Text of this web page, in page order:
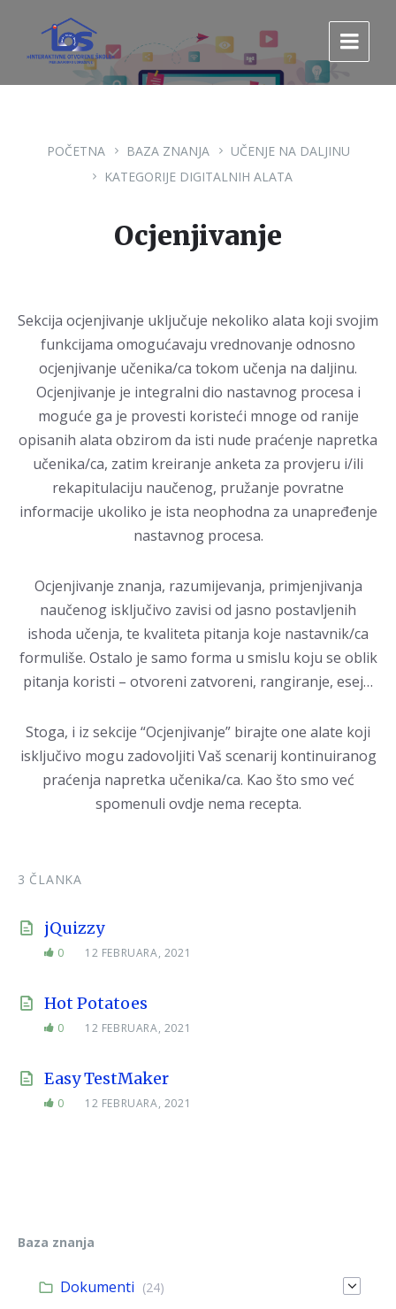
sadržaj
glavnu
navigaciju.
POČETNA BAZA ZNANJA
UČENJE NA DALJINU
KATEGORIJE DIGITALNIH ALATA
Ocjenjivanje
Sekcija ocjenjivanje uključuje nekoliko alata koji svojim
funkcijama omogućavaju vrednovanje odnosno
ocjenjivanje učenika/ca tokom učenja na daljinu.
Ocjenjivanje je integralni dio nastavnog procesa i
moguće ga je provesti koristeći mnoge od ranije
opisanih alata obzirom da isti nude praćenje napretka
učenika/ca, zatim kreiranje anketa za provjeru i/ili
rekapitulaciju naučenog, pružanje povratne
informacije ukoliko je ista neophodna za unapređenje
nastavnog procesa.
Ocjenjivanje znanja, razumijevanja, primjenjivanja
naučenog isključivo zavisi od jasno postavljenih
ishoda učenja, te kvaliteta pitanja koje nastavnik/ca
formuliše. Ostalo je samo forma u smislu koju se oblik
pitanja koristi – otvoreni zatvoreni, rangiranje, esej…
Stoga, i iz sekcije “Ocjenjivanje” birajte one alate koji
isključivo mogu zadovoljiti Vaš scenarij kontinuiranog
praćenja napretka učenika/ca. Kao što smo već
spomenuli ovdje nema recepta.
3 ČLANKA
jQuizzy
0 12 FEBRUARA, 2021
Hot Potatoes
0 12 FEBRUARA, 2021
Easy TestMaker
0 12 FEBRUARA, 2021
Baza znanja
Dokumenti (24)